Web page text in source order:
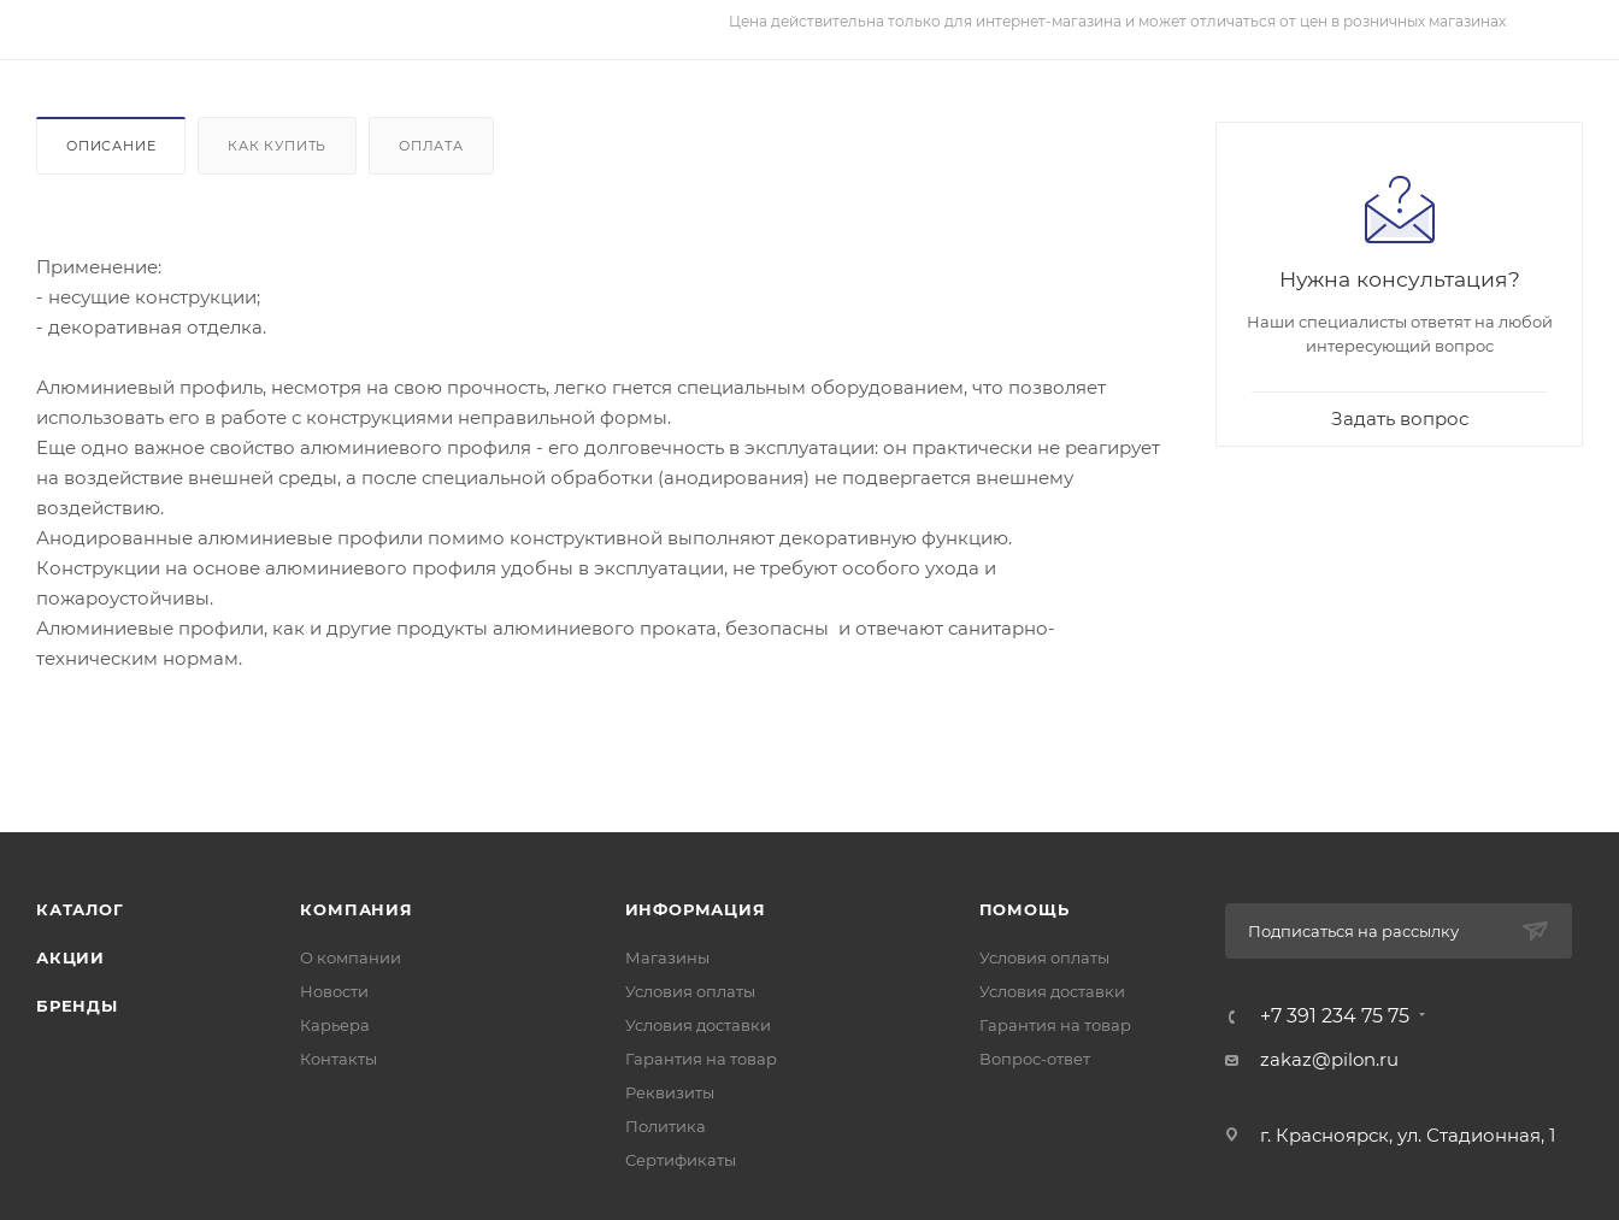
Цена действительна только для интернет-магазина и может отличаться от цен в розничных магазинах
ОПИСАНИЕ КАК КУПИТЬ ОПЛАТА
Применение:
- несущие конструкции;
- декоративная отделка.
Алюминиевый профиль, несмотря на свою прочность, легко гнется специальным оборудованием, что позволяет
использовать его в работе с конструкциями неправильной формы.
Еще одно важное свойство алюминиевого профиля - его долговечность в эксплуатации: он практически не реагирует
на воздействие внешней среды, а после специальной обработки (анодирования) не подвергается внешнему
воздействию.
Анодированные алюминиевые профили помимо конструктивной выполняют декоративную функцию.
Конструкции на основе алюминиевого профиля удобны в эксплуатации, не требуют особого ухода и
пожароустойчивы.
Алюминиевые профили, как и другие продукты алюминиевого проката, безопасны и отвечают санитарно-
техническим нормам.
Нужна консультация?
Наши специалисты ответят на любой
интересующий вопрос
Задать вопрос
КАТАЛОГ
АКЦИИ
БРЕНДЫ
КОМПАНИЯ
О компании
Новости
Карьера
Контакты
ИНФОРМАЦИЯ
Магазины
Условия оплаты
Условия доставки
Гарантия на товар
Реквизиты
Политика
Сертификаты
ПОМОЩЬ
Условия оплаты
Условия доставки
Гарантия на товар
Вопрос-ответ
Подписаться на рассылку
+7 391 234 75 75
zakaz@pilon.ru
г. Красноярск, ул. Стадионная, 1